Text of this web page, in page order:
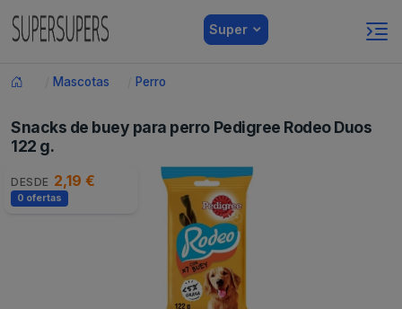
Super
Mascotas Perro
Snacks de buey para perro Pedigree Rodeo Duos
122 g.
DESDE 2,19 €
0 ofertas